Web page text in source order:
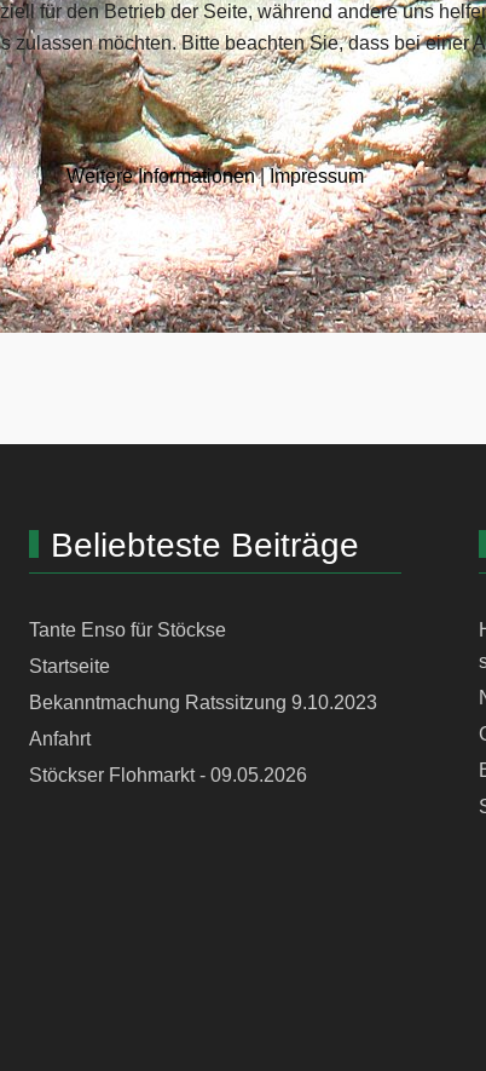
Beliebteste Beiträge
Tante Enso für Stöckse
Startseite
Bekanntmachung Ratssitzung 9.10.2023
Anfahrt
Stöckser Flohmarkt - 09.05.2026
für den Betrieb der Seite, während andere uns
möchten. Bitte beachten Sie, dass bei
Weitere Informationen|Impressum